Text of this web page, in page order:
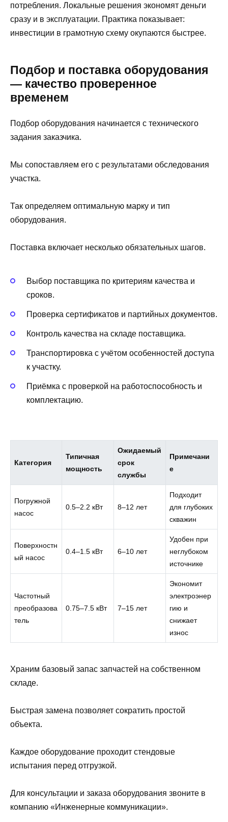
потребления. Локальные решения экономят деньги
сразу и в эксплуатации. Практика показывает:
инвестиции в грамотную схему окупаются быстрее.
Подбор и поставка оборудования
— качество проверенное
временем
Подбор оборудования начинается с технического
задания заказчика.
Мы сопоставляем его с результатами обследования
участка.
Так определяем оптимальную марку и тип
оборудования.
Поставка включает несколько обязательных шагов.
Выбор поставщика по критериям качества и
сроков.
Проверка сертификатов и партийных документов.
Контроль качества на складе поставщика.
Транспортировка с учётом особенностей доступа
к участку.
Приёмка с проверкой на работоспособность и
комплектацию.
Категория
Типичная
мощность
Ожидаемый
срок
службы
Примечани
е
Погружной
насос
0.5–2.2 кВт 8–12 лет
Подходит
для глубоких
скважин
Поверхностн
ый насос
0.4–1.5 кВт 6–10 лет
Удобен при
неглубоком
источнике
Частотный
преобразова
тель
0.75–7.5 кВт 7–15 лет
Экономит
электроэнер
гию и
снижает
износ
Храним базовый запас запчастей на собственном
складе.
Быстрая замена позволяет сократить простой
объекта.
Каждое оборудование проходит стендовые
испытания перед отгрузкой.
Для консультации и заказа оборудования звоните в
компанию «Инженерные коммуникации».